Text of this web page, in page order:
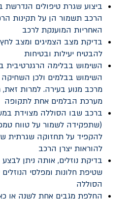
ביצוע שגרת טיפולים הנדרשת
הרכב תשמור הן על תקינות
האחריות המוענקת לרכב
בדיקת מצב הצמיגים ומצב לחץ
להבטיח יעילות ובטיחות
השימוש בבלימה
השימוש בבלמים ולכן
מרכב מנוע בעירה. למרות זאת,
מערכת הבלמים אחת לתקופה
ברכב שבו הסוללה מצוידת
(שתפקידה לשמור על טווח
להקפיד על תחזוקה שגרתית
להוראות יצרן הרכב
בדיקת נוזלים, אותה ניתן לבצע
שטיפת חלונות ומפלסי
הסוללה
החלפת מגבים אחת לשנה או